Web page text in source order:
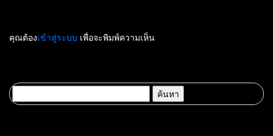
คุณต้องเข้าสู่ระบบ เพื่อจะพิมพ์ความเห็น
สำหรับ: